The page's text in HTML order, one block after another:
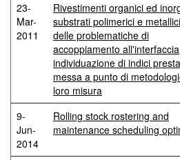
23-
Mar-
2011
Rivestimenti organici ed
substrati polimerici e
delle problematiche di
accoppiamento
individuazione di indici
messa a punto di
loro misura
9-
Jun-
2014
Rolling stock rostering and
maintenance scheduling